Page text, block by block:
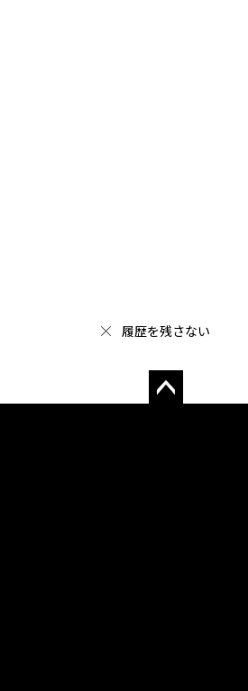
履歴を残さない